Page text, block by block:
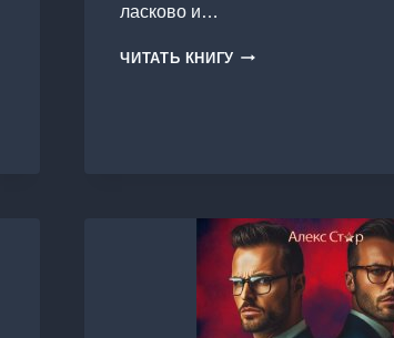
ласково и…
ЧИТАТЬ КНИГУ ИГРУШКА